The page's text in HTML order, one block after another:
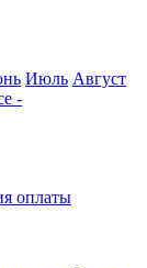
Июль Август
-
оплаты